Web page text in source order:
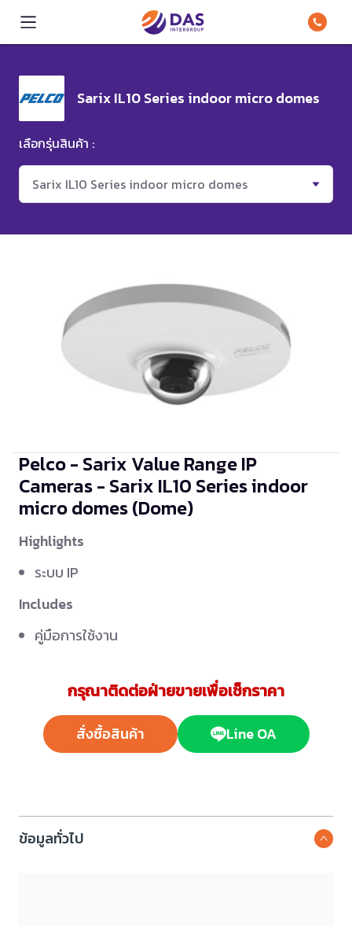
Sarix IL10 Series indoor micro domes
เลือกรุ่นสินค้า :
Sarix IL10 Series indoor micro domes
Pelco - Sarix Value Range IP
Cameras - Sarix IL10 Series indoor
micro domes(Dome)
Highlights
ระบบ IP
Includes
คู่มือการใช้งาน
กรุณาติดต่อฝ่ายขายเพื่อเช็กราคา
สั่งซื้อสินค้า Line OA
ข้อมูลทั่วไป